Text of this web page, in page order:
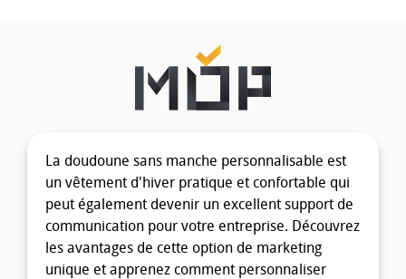
La doudoune sans manche personnalisable est
un vêtement d'hiver pratique et confortable qui
peut également devenir un excellent support de
communication pour votre entreprise. Découvrez
les avantages de cette option de marketing
unique et apprenez comment personnaliser